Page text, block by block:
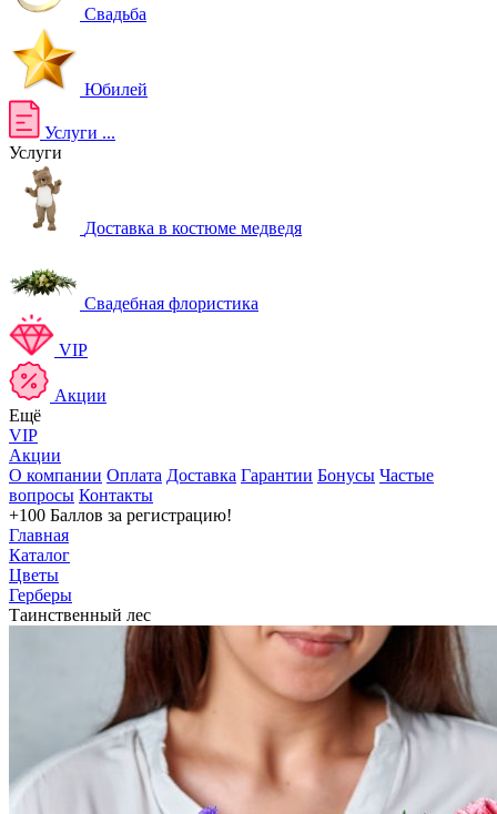
Свадьба
Юбилей
Услуги ...
Услуги
Доставка в костюме медведя
Свадебная флористика
VIP
Акции
Ещё
VIP
Акции
О компании Оплата Доставка Гарантии Бонусы Частые
вопросы Контакты
+100 Баллов за регистрацию!
Главная
Каталог
Цветы
Герберы
Таинственный лес